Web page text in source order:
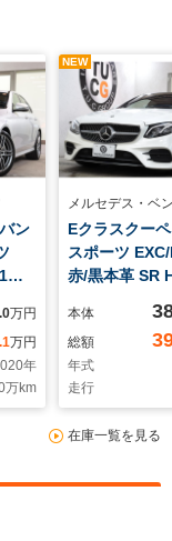
ン
-
-
ス
ッ
パ
ゴ-
.0万円
.1万円
年
万km
NEW
メルセデス・ベ
Eクラスクー
スポーツ
赤/黒本革 SR
タ-/ベンチレ-
サ-ジ機能 ス
ブルメスタ-
ラ PTS DSRC
ンズフリ-A
ロ/19AW エア
ドラレコ 9AT
本体
総額
年式
走行
在庫一覧を見る